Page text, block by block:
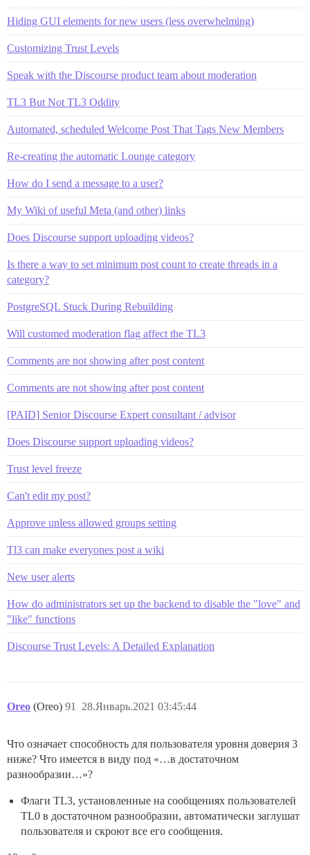
Hiding GUI elements for new users (less overwhelming)
Customizing Trust Levels
Speak with the Discourse product team about moderation
TL3 But Not TL3 Oddity
Automated, scheduled Welcome Post That Tags New Members
Re-creating the automatic Lounge category
How do I send a message to a user?
My Wiki of useful Meta (and other) links
Does Discourse support uploading videos?
Is there a way to set minimum post count to create threads in a
category?
PostgreSQL Stuck During Rebuilding
Will customed moderation flag affect the TL3
Comments are not showing after post content
Comments are not showing after post content
[PAID] Senior Discourse Expert consultant / advisor
Does Discourse support uploading videos?
Trust level freeze
Can't edit my post?
Approve unless allowed groups setting
Tl3 can make everyones post a wiki
New user alerts
How do administrators set up the backend to disable the "love" and
"like" functions
Discourse Trust Levels: A Detailed Explanation
Oreo (Oreo) 28.Январь.2021 03:45:44
91
Что означает способность для пользователя уровня доверия 3
ниже? Что имеется в виду под «…в достаточном
разнообразии…»?
Флаги TL3, установленные на сообщениях пользователей
TL0 в достаточном разнообразии, автоматически заглушат
пользователя и скроют все его сообщения.